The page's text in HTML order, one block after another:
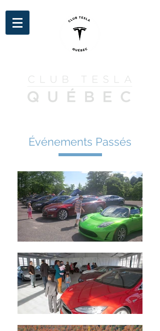
Événements Passés